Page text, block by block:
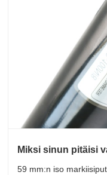
Miksi sinun pitäisi
59 mm:n iso